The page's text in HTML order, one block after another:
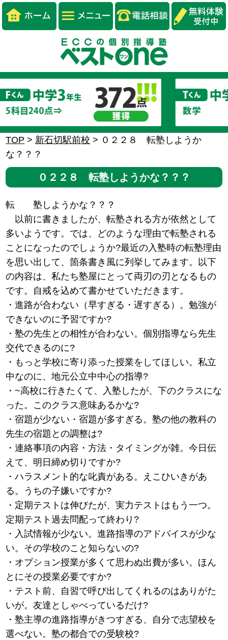
TOP > 新石切駅前校 > ０２２８ 転塾しようか
な？？？
０２２８ 転塾しようかな？？？
転 塾しようかな？？？
以前に書きましたが、転塾される方が依然として
多いようです。では、どのような理由で転塾される
ことになったのでしょうか?最近の入塾時の転塾理由
を思い出して、箇条書き風に列挙してみます。以下
の内容は、私たち塾屋にとって両刃の刃となるもの
です。自戒を込めて書かせていただきます。
・進路が合わない（早すぎる・遅すぎる）。勉強が
できないのに予習ですか?
・塾の先生との相性が合わない。個別指導なら先生
交代できるのに?
・もっと学校に寄り添った授業をしてほしい。私立
中なのに、地元公立中中心の指導?
・~高校に行きたくて、入塾したが、下のクラスにな
った。このクラス意味あるかな?
・宿題が少ない・宿題が多すぎる。塾の他の教科の
先生の宿題との調整は?
・連絡事項の内容・方法・タイミングが雑。今日伝
えて、明日締め切りですか?
・ハラスメント的な叱責がある。えこひいきがあ
る。うちの子嫌いですか?
・定期テストは伸びたが、実力テストはもう一つ。
定期テスト過去問配って終わり?
・入試情報が少ない。進路指導のアドバイスが少な
い。その学校のこと知らないの?
・オプション授業が多くて思わぬ出費が多い。ほん
とにその授業必要ですか?
・テスト前、自習で呼び出してくれるのはありがた
いが。友達としゃべっているだけ?
・塾主導の進路指導がきつすぎる、自分で志望校を
選べない。塾の都合での受験校?